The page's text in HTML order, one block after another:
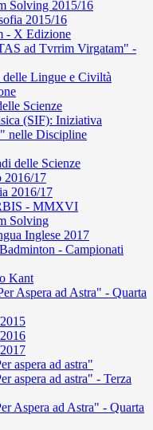
Solving 2015/16
2015/16
- X Edizione
ad Tvrrim Virgatam" -
Lingue e Civiltà
Scienze
(SIF): Iniziativa
nelle Discipline
delle Scienze
2016/17
2016/17
- MMXVI
Solving
Inglese 2017
- Campionati
Kant
Aspera ad Astra" - Quarta
aspera ad astra"
aspera ad astra" - Terza
Aspera ad Astra" - Quarta